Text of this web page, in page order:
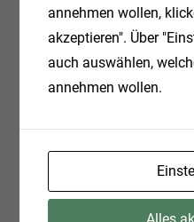
annehmen wollen,
akzeptieren". Über
auch auswählen,
annehmen wollen.
Alles